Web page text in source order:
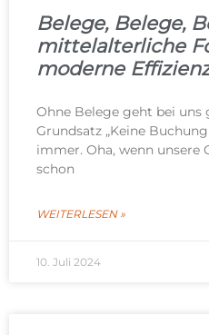
Belege, Belege,
mittelalterliche
moderne
Ohne Belege geht bei uns
Grundsatz „Keine
immer. Oha, wenn unsere
schon
WEITERLESEN »
10. Juli 2024